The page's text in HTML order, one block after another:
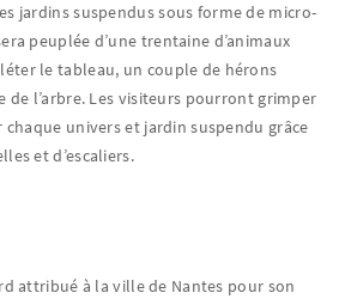
jardins suspendus sous forme de micro-
peuplée d’une trentaine d’animaux
le tableau, un couple de hérons
de l’arbre. Les visiteurs pourront grimper
chaque univers et jardin suspendu grâce
et d’escaliers.
attribué à la ville de Nantes pour son